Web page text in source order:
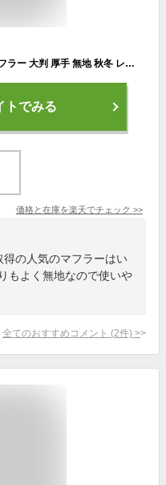
【 楽天 ランキング 1位 】 ストール マフラー 大判 厚手 無地 秋冬 レディース カシミヤタッチ ウールタッチ グリーン ショール 大判ストール 黒 かわいい 学生 おしゃれ メール便 送料無料
トでみる
価格と在庫を楽天でチェック >>
の人気のマフラーはい
もよく無地なので使いや
全てのおすすめコメント (2件) >